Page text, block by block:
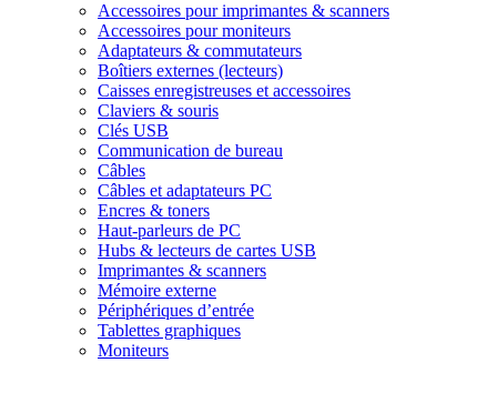
Accessoires pour imprimantes & scanners
Accessoires pour moniteurs
Adaptateurs & commutateurs
Boîtiers externes (lecteurs)
Caisses enregistreuses et accessoires
Claviers & souris
Clés USB
Communication de bureau
Câbles
Câbles et adaptateurs PC
Encres & toners
Haut-parleurs de PC
Hubs & lecteurs de cartes USB
Imprimantes & scanners
Mémoire externe
Périphériques d’entrée
Tablettes graphiques
Moniteurs